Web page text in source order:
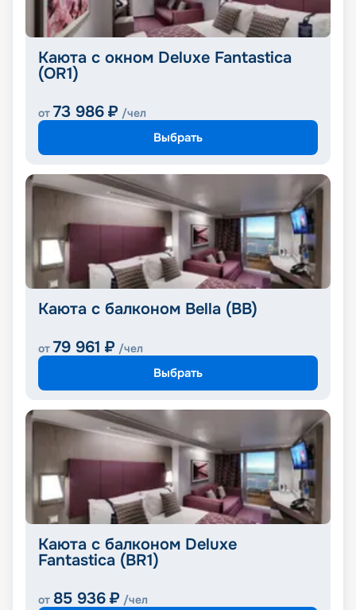
Каюта с окном Deluxe Fantastica
(OR1)
от 73 986 ₽ /чел
Выбрать
Каюта с балконом Bella (BB)
от 79 961 ₽ /чел
Выбрать
Каюта с балконом Deluxe
Fantastica (BR1)
от 85 936 ₽ /чел